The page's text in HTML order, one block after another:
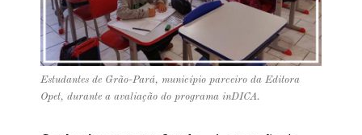
Estudantes de Grão-Pará, município parceiro da Editora
Opet, durante a avaliação do programa inDICA.